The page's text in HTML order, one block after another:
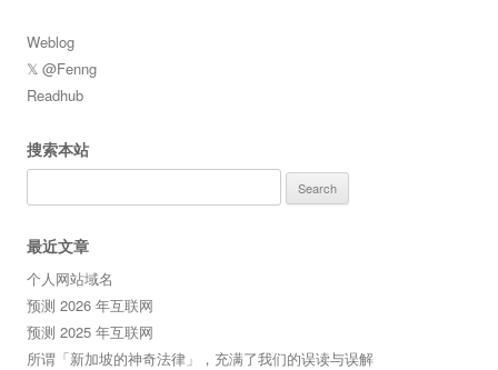
Weblog
𝕏 @Fenng
Readhub
搜索本站
for:
最近文章
个人网站域名
预测 2026 年互联网
预测 2025 年互联网
所谓「新加坡的神奇法律」，充满了我们的误读与误解